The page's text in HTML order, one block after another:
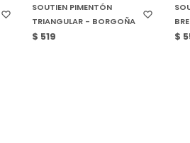
SOUTIEN PIMENTÓN
TRIANGULAR - BORGOÑA
$ 519 $